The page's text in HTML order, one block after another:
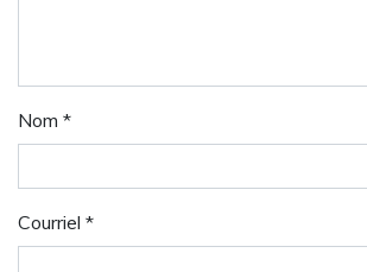
Nom *
Courriel *